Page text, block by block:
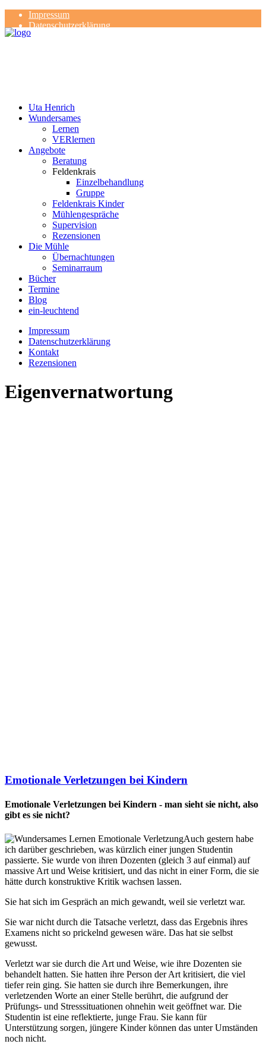
Impressum
Datenschutzerklärung
Kontakt
Uta Henrich
Wundersames
Lernen
VERlernen
Angebote
Beratung
Feldenkrais
Einzelbehandlung
Gruppe
Feldenkrais Kinder
Mühlengespräche
Supervision
Rezensionen
Die Mühle
Übernachtungen
Seminarraum
Bücher
Termine
Blog
ein-leuchtend
Impressum
Datenschutzerklärung
Kontakt
Rezensionen
Eigenvernatwortung
Emotionale Verletzungen bei Kindern
Emotionale Verletzungen bei Kindern - man sieht sie nicht, also
gibt es sie nicht?
Auch gestern habe
ich darüber geschrieben, was kürzlich einer jungen Studentin
passierte. Sie wurde von ihren Dozenten (gleich 3 auf einmal) auf
massive Art und Weise kritisiert, und das nicht in einer Form, die sie
hätte durch konstruktive Kritik wachsen lassen.
Sie hat sich im Gespräch an mich gewandt, weil sie verletzt war.
Sie war nicht durch die Tatsache verletzt, dass das Ergebnis ihres
Examens nicht so prickelnd gewesen wäre. Das hat sie selbst
gewusst.
Verletzt war sie durch die Art und Weise, wie ihre Dozenten sie
behandelt hatten. Sie hatten ihre Person der Art kritisiert, die viel
tiefer rein ging. Sie hatten sie durch ihre Bemerkungen, ihre
verletzenden Worte an einer Stelle berührt, die aufgrund der
Prüfungs- und Stresssituationen ohnehin weit geöffnet war. Die
Studentin ist eine reflektierte, junge Frau. Sie kann für
Unterstützung sorgen, jüngere Kinder können das unter Umständen
noch nicht.